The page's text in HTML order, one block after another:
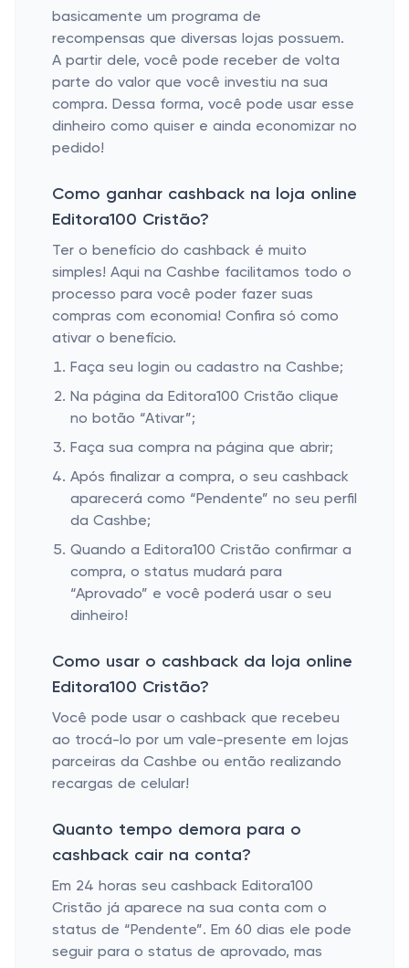
basicamente um programa de
recompensas que diversas lojas possuem.
A partir dele, você pode receber de volta
parte do valor que você investiu na sua
compra. Dessa forma, você pode usar esse
dinheiro como quiser e ainda economizar no
pedido!
Como ganhar cashback na loja online
Editora100 Cristão?
Ter o benefício do cashback é muito
simples! Aqui na Cashbe facilitamos todo o
processo para você poder fazer suas
compras com economia! Confira só como
ativar o benefício.
Faça seu login ou cadastro na Cashbe;
Na página da Editora100 Cristão clique
no botão “Ativar”;
Faça sua compra na página que abrir;
Após finalizar a compra, o seu cashback
aparecerá como “Pendente” no seu perfil
da Cashbe;
Quando a Editora100 Cristão confirmar a
compra, o status mudará para
“Aprovado” e você poderá usar o seu
dinheiro!
Como usar o cashback da loja online
Editora100 Cristão?
Você pode usar o cashback que recebeu
ao trocá-lo por um vale-presente em lojas
parceiras da Cashbe ou então realizando
recargas de celular!
Quanto tempo demora para o
cashback cair na conta?
Em 24 horas seu cashback Editora100
Cristão já aparece na sua conta com o
status de “Pendente”. Em 60 dias ele pode
seguir para o status de aprovado, mas